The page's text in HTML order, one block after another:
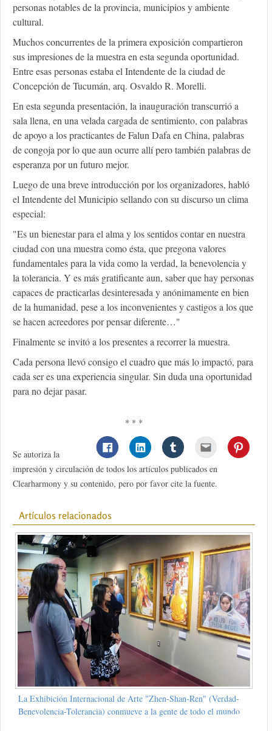
personas notables de la provincia, municipios y ambiente
cultural.
Muchos concurrentes de la primera exposición compartieron
sus impresiones de la muestra en esta segunda oportunidad.
Entre esas personas estaba el Intendente de la ciudad de
Concepción de Tucumán, arq. Osvaldo R. Morelli.
En esta segunda presentación, la inauguración transcurrió a
sala llena, en una velada cargada de sentimiento, con palabras
de apoyo a los practicantes de Falun Dafa en China, palabras
de congoja por lo que aun ocurre allí pero también palabras de
esperanza por un futuro mejor.
Luego de una breve introducción por los organizadores, habló
el Intendente del Municipio sellando con su discurso un clima
especial:
"Es un bienestar para el alma y los sentidos contar en nuestra
ciudad con una muestra como ésta, que pregona valores
fundamentales para la vida como la verdad, la benevolencia y
la tolerancia. Y es más gratificante aun, saber que hay personas
capaces de practicarlas desinteresada y anónimamente en bien
de la humanidad, pese a los inconvenientes y castigos a los que
se hacen acreedores por pensar diferente…"
Finalmente se invitó a los presentes a recorrer la muestra.
Cada persona llevó consigo el cuadro que más lo impactó, para
cada ser es una experiencia singular. Sin duda una oportunidad
para no dejar pasar.
* * *
Se autoriza la
impresión y circulación de todos los artículos publicados en
Clearharmony y su contenido, pero por favor cite la fuente.
Artículos relacionados
La Exhibición Internacional de Arte "Zhen-Shan-Ren" (Verdad-
Benevolencia-Tolerancia) conmueve a la gente de todo el mundo